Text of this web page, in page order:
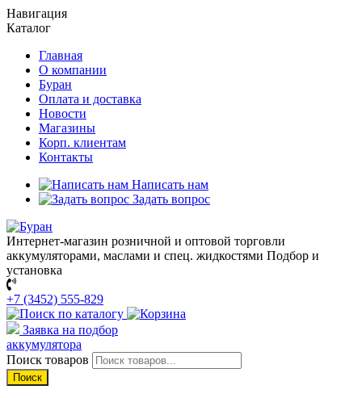
Навигация
Каталог
Главная
О компании
Буран
Оплата и доставка
Новости
Магазины
Корп. клиентам
Контакты
Написать нам
Задать вопрос
Интернет-магазин розничной и оптовой торговли
аккумуляторами, маслами и спец. жидкостями Подбор и
установка
+7 (3452) 555-829
Заявка на подбор
аккумулятора
Поиск товаров
Поиск